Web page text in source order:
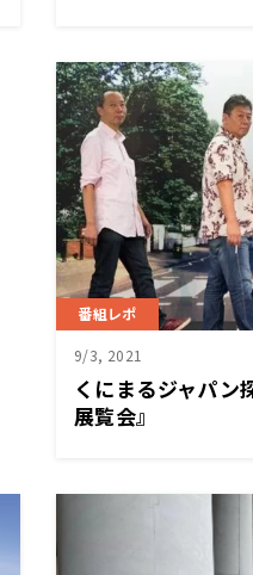
番組レポ
9/3, 2021
くにまるジャパ
展覧会』